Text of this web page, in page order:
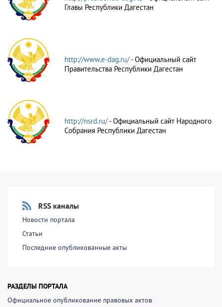
Главы Республики Дагестан
http://www.e-dag.ru/- Официальный сайт
Правительства Республики Дагестан
http://nsrd.ru/- Официальный сайт Народного
Собрания Республики Дагестан
RSS каналы
Новости портала
Статьи
Последние опубликованные акты
РАЗДЕЛЫ ПОРТАЛА
Официальное опубликование правовых актов